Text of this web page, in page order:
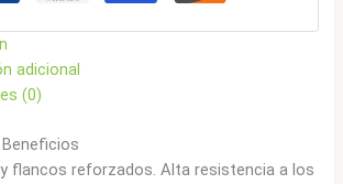
adicional
(0)
flancos reforzados. Alta resistencia a los